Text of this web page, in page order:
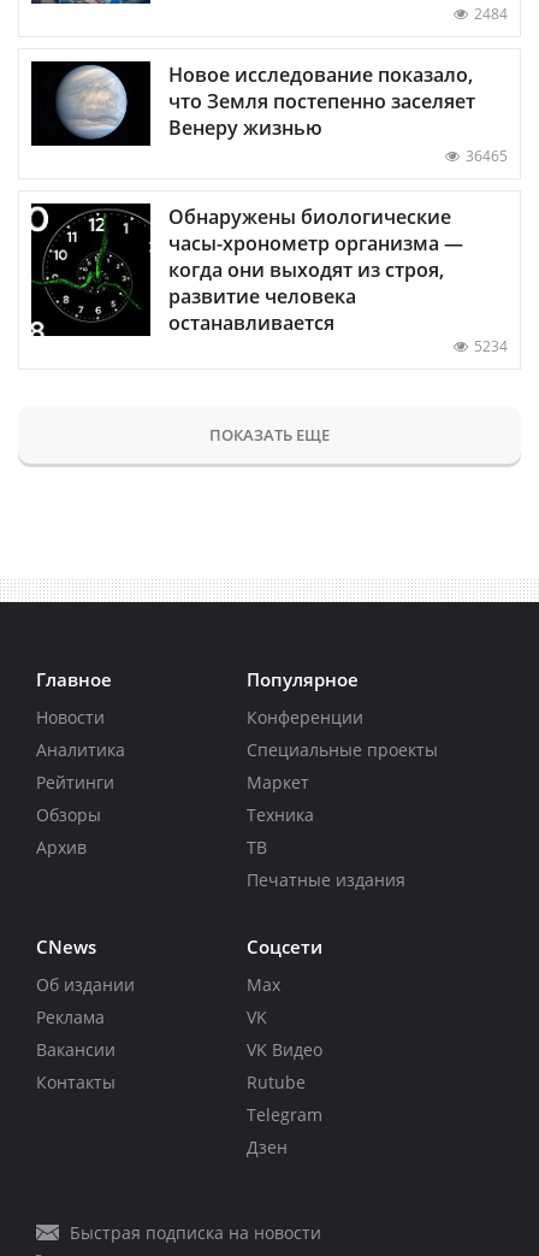
2484
Новое исследование показало,
что Земля постепенно заселяет
Венеру жизнью
36465
Обнаружены биологические
часы-хронометр организма —
когда они выходят из строя,
развитие человека
останавливается
5234
ПОКАЗАТЬ ЕЩЕ
Главное
Новости
Аналитика
Рейтинги
Обзоры
Архив
Популярное
Конференции
Специальные проекты
Маркет
Техника
ТВ
Печатные издания
CNews
Об издании
Реклама
Вакансии
Контакты
Соцсети
Max
VK
VK Видео
Rutube
Telegram
Дзен
Быстрая подписка на новости